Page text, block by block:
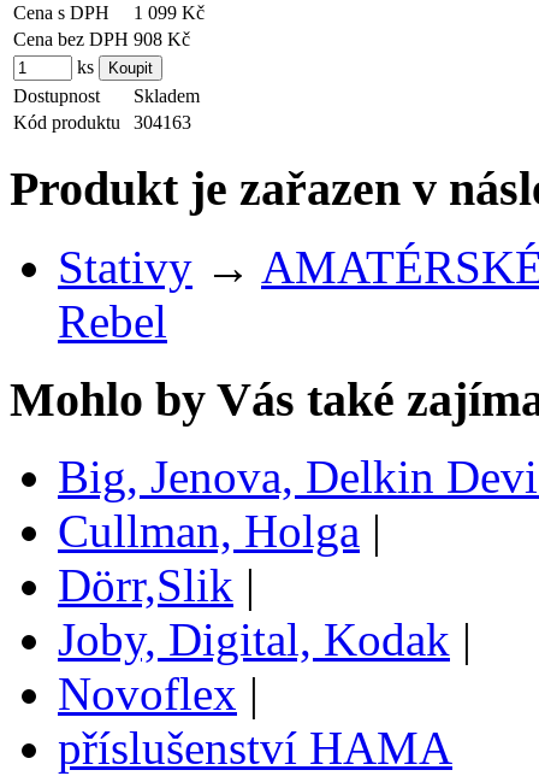
Cena s DPH
1 099 Kč
Cena bez DPH 908 Kč
ks
Dostupnost
Skladem
Kód produktu
304163
Produkt je zařazen v
Stativy →
Rebel
Mohlo by Vás také
Big, Jenova, Delkin
Cullman, Holga |
Dörr,Slik |
Joby, Digital, Kodak |
Novoflex |
příslušenství HAMA